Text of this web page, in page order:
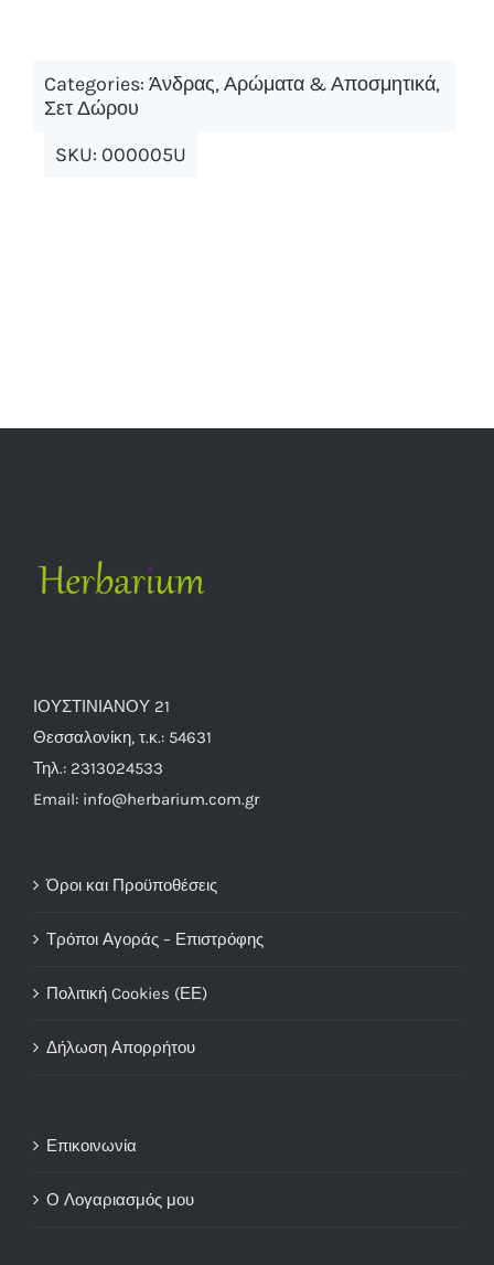
Categories: Άνδρας,Αρώματα & Αποσμητικά,
Σετ Δώρου
SKU: 000005U
ΙΟΥΣΤΙΝΙΑΝΟΥ 21
Θεσσαλονίκη, τ.κ.: 54631
Τηλ.: 2313024533
Email: info@herbarium.com.gr
Όροι και Προϋποθέσεις
Τρόποι Αγοράς – Επιστρόφης
Πολιτική Cookies (ΕΕ)
Δήλωση Απορρήτου
Επικοινωνία
Ο Λογαριασμός μου